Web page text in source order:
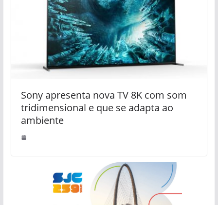
Sony apresenta nova TV 8K com som
tridimensional e que se adapta ao
ambiente